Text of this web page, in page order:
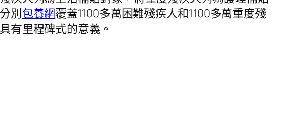
別包養網覆蓋1100多萬困難殘疾人和1100多萬重度殘
有里程碑式的意義。